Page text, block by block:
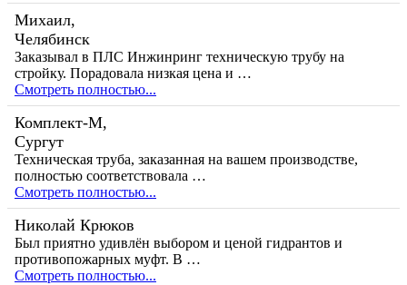
Михаил,
Челябинск
Заказывал в ПЛС Инжинринг техническую трубу на
стройку. Порадовала низкая цена и …
Смотреть полностью...
Комплект-М,
Сургут
Техническая труба, заказанная на вашем производстве,
полностью соответствовала …
Смотреть полностью...
Николай Крюков
Был приятно удивлён выбором и ценой гидрантов и
противопожарных муфт. В …
Смотреть полностью...